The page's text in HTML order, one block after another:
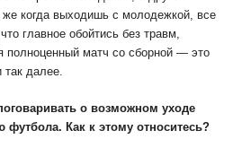
когда выходишь с молодежкой, все
главное обойтись без травм,
полноценный матч со сборной — это
так далее.
о возможном уходе
футбола. Как к этому относитесь?